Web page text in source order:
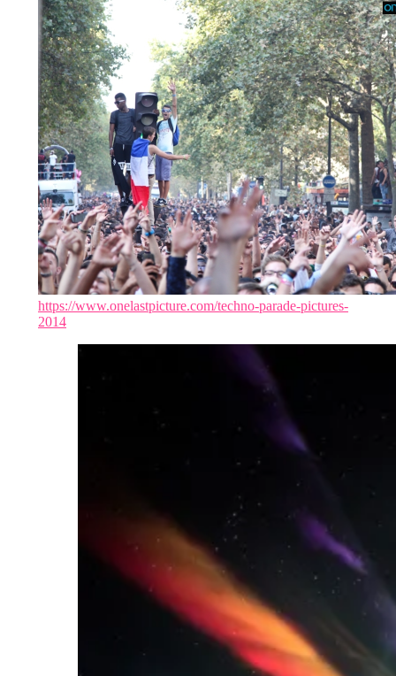
https://www.onelastpicture.com/techno-parade-pictures-
2014